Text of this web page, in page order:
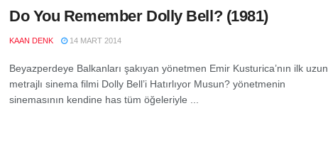
Do You Remember Dolly Bell? (1981)
KAAN DENK 14 MART 2014
Beyazperdeye Balkanları şakıyan yönetmen Emir Kusturica’nın ilk uzun
metrajlı sinema filmi Dolly Bell’i Hatırlıyor Musun? yönetmenin
sinemasının kendine has tüm öğeleriyle ...